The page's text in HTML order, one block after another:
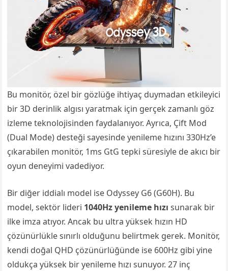
Bu monitör, özel bir gözlüğe ihtiyaç duymadan etkileyici
bir 3D derinlik algısı yaratmak için gerçek zamanlı göz
izleme teknolojisinden faydalanıyor. Ayrıca, Çift Mod
(Dual Mode) desteği sayesinde yenileme hızını 330Hz’e
çıkarabilen monitör, 1ms GtG tepki süresiyle de akıcı bir
oyun deneyimi vadediyor.
Bir diğer iddialı model ise Odyssey G6 (G60H). Bu
model, sektör lideri 1040Hz yenileme hızı sunarak bir
ilke imza atıyor. Ancak bu ultra yüksek hızın HD
çözünürlükle sınırlı olduğunu belirtmek gerek. Monitör,
kendi doğal QHD çözünürlüğünde ise 600Hz gibi yine
oldukça yüksek bir yenileme hızı sunuyor. 27 inç